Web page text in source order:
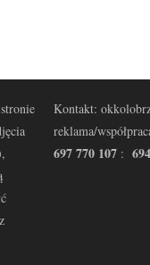
Kontakt:
reklama/
697 770 107 :